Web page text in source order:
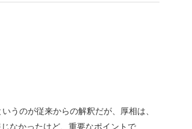
うのが従来からの解釈だが、厚相は、
なかったけど、重要なポイントで